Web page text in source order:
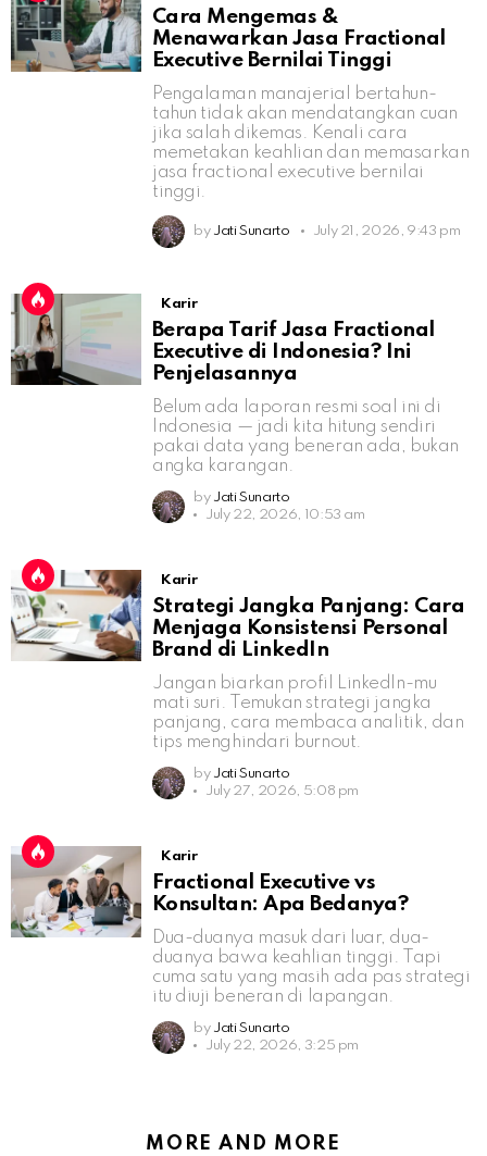
Cara Mengemas &
Menawarkan Jasa Fractional
Executive Bernilai Tinggi
Pengalaman manajerial bertahun-
tahun tidak akan mendatangkan cuan
jika salah dikemas. Kenali cara
memetakan keahlian dan memasarkan
jasa fractional executive bernilai
tinggi.
by Jati Sunarto July 21, 2026, 9:43 pm
Karir
Berapa Tarif Jasa Fractional
Executive di Indonesia? Ini
Penjelasannya
Belum ada laporan resmi soal ini di
Indonesia — jadi kita hitung sendiri
pakai data yang beneran ada, bukan
angka karangan.
by Jati Sunarto
July 22, 2026, 10:53 am
Karir
Strategi Jangka Panjang: Cara
Menjaga Konsistensi Personal
Brand di LinkedIn
Jangan biarkan profil LinkedIn-mu
mati suri. Temukan strategi jangka
panjang, cara membaca analitik, dan
tips menghindari burnout.
by Jati Sunarto
July 27, 2026, 5:08 pm
Karir
Fractional Executive vs
Konsultan: Apa Bedanya?
Dua-duanya masuk dari luar, dua-
duanya bawa keahlian tinggi. Tapi
cuma satu yang masih ada pas strategi
itu diuji beneran di lapangan.
by Jati Sunarto
July 22, 2026, 3:25 pm
MORE AND MORE